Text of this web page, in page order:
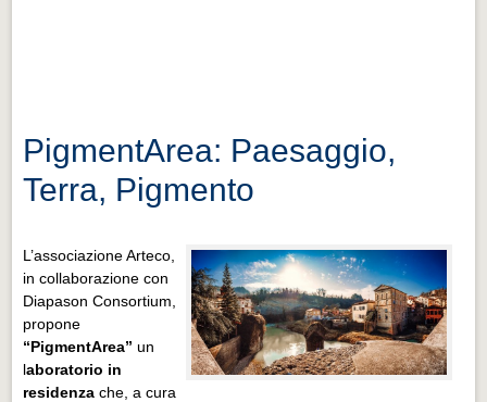
PigmentArea: Paesaggio,
Terra, Pigmento
L’associazione Arteco,
in collaborazione con
Diapason Consortium,
propone
“PigmentArea” un
laboratorio in
residenza che, a cura